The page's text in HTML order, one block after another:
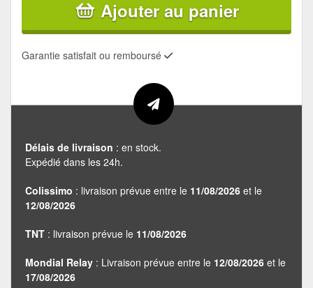
Ajouter au panier
Garantie satisfait ou remboursé
Délais de livraison : en stock.
Expédié dans les 24h.
Colissimo : livraison prévue entre le 11/08/2026 et le
12/08/2026
TNT : livraison prévue le 11/08/2026
Mondial Relay : Livraison prévue entre le 12/08/2026 et le
17/08/2026